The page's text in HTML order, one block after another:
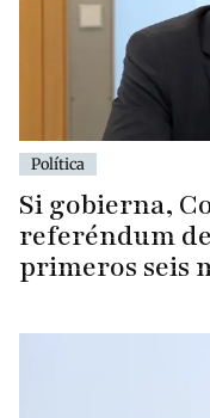
Política
Si gobierna,
referéndum
primeros seis